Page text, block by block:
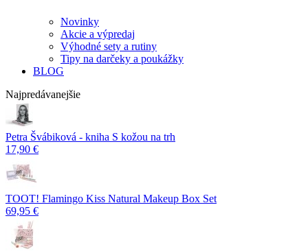
Novinky
Akcie a výpredaj
Výhodné sety a rutiny
Tipy na darčeky a poukážky
BLOG
Najpredávanejšie
Petra Švábiková - kniha S kožou na trh
17,90 €
TOOT! Flamingo Kiss Natural Makeup Box Set
69,95 €